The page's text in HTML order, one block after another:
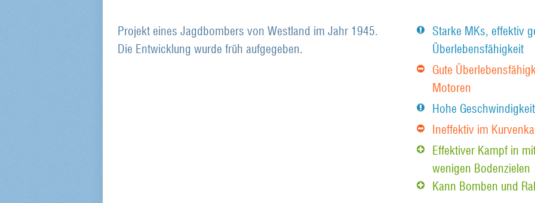
Projekt eines Jagdbombers von Westland im Jahr 1945.
Die Entwicklung wurde früh aufgegeben.
Starke MKs, effektiv
Überlebensfähigkeit
Gute
Motoren
Hohe
Ineffektiv im
Effektiver Kampf in
wenigen Bodenzielen
Kann Bomben und